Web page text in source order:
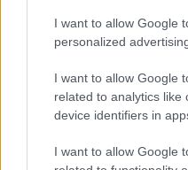
I want to allow Google
personalized
I want to allow Google
related to analytics like
device identifiers in
I want to allow Google
4 — Umgang mit
Wir nehmen
nach redaktionellem
In Ausnahmefällen